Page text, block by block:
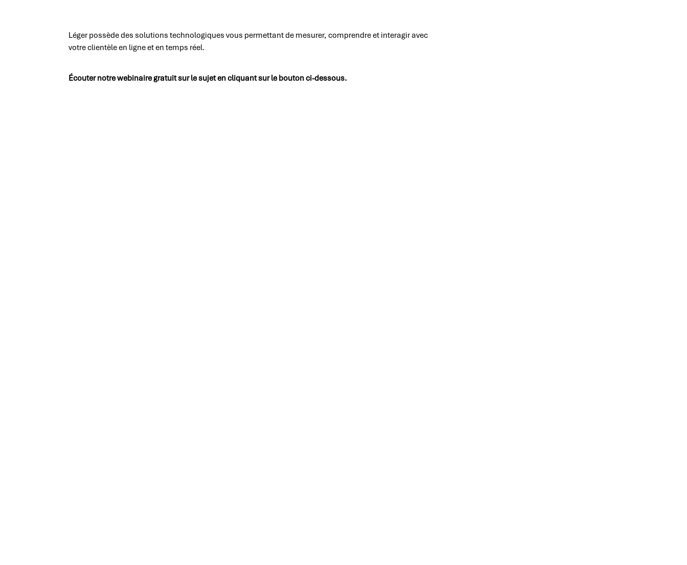
Léger possède des solutions technologiques vous permettant de mesurer, comprendre et interagir avec
votre clientèle en ligne et en temps réel.
Écouter notre webinaire gratuit sur le sujet en cliquant sur le bouton ci-dessous.